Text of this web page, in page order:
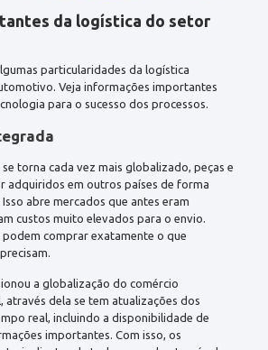
da logística do setor
particularidades da logística
Veja informações importantes
para o sucesso dos processos.
torna cada vez mais globalizado, peças e
adquiridos em outros países de forma
abre mercados que antes eram
custos muito elevados para o envio.
podem comprar exatamente o que
a globalização do comércio
através dela se tem atualizações dos
real, incluindo a disponibilidade de
importantes. Com isso, os